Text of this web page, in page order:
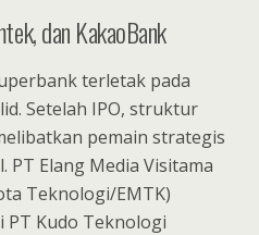
dan KakaoBank
terletak pada
Setelah IPO, struktur
pemain strategis
Elang Media Visitama
Teknologi/EMTK)
PT Kudo Teknologi